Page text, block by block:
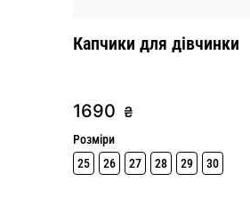
Капчики для дівчинки
1690 ₴
Розміри
25
26 27 28 29 30